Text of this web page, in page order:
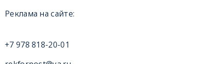
Реклама на сайте:
+7 978 818-20-01